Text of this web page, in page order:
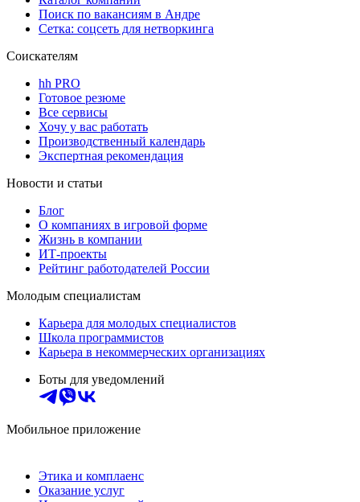
Поиск по вакансиям в Андре
Сетка: соцсеть для нетворкинга
Соискателям
hh PRO
Готовое резюме
Все сервисы
Хочу у вас работать
Производственный календарь
Экспертная рекомендация
Новости и статьи
Блог
О компаниях в игровой форме
Жизнь в компании
ИТ-проекты
Рейтинг работодателей России
Молодым специалистам
Карьера для молодых специалистов
Школа программистов
Карьера в некоммерческих организациях
Боты для уведомлений
Мобильное приложение
Этика и комплаенс
Оказание услуг